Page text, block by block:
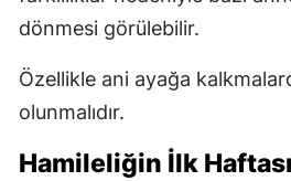
dönmesi görülebilir.
Özellikle ani ayağa
olunmalıdır.
Hamileliğin İlk Haftası